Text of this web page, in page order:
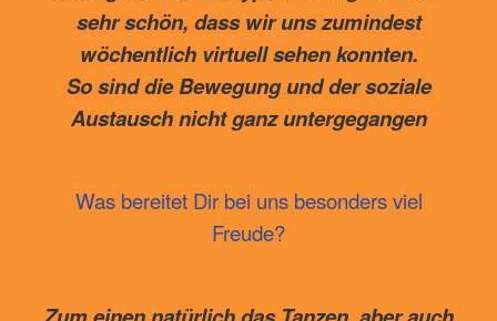
sehr schön, dass wir uns zumindest
wöchentlich virtuell sehen konnten.
So sind die Bewegung und der soziale
Austausch nicht ganz untergegangen
Was bereitet Dir bei uns besonders viel
Freude?